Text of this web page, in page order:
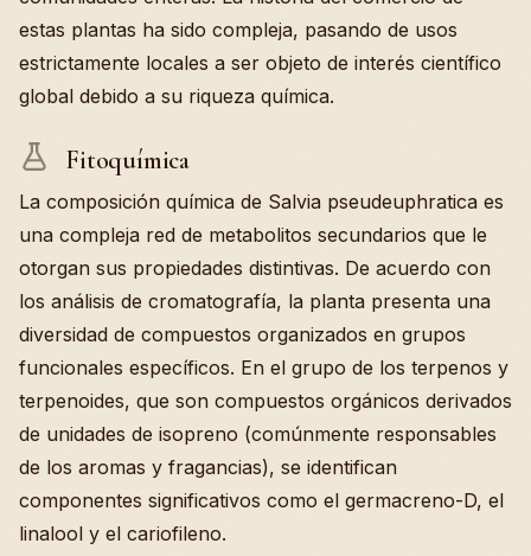
estas plantas ha sido compleja, pasando de usos
estrictamente locales a ser objeto de interés científico
global debido a su riqueza química.
Fitoquímica
La composición química de Salvia pseudeuphratica es
una compleja red de metabolitos secundarios que le
otorgan sus propiedades distintivas. De acuerdo con
los análisis de cromatografía, la planta presenta una
diversidad de compuestos organizados en grupos
funcionales específicos. En el grupo de los terpenos y
terpenoides, que son compuestos orgánicos derivados
de unidades de isopreno (comúnmente responsables
de los aromas y fragancias), se identifican
componentes significativos como el germacreno-D, el
linalool y el cariofileno.